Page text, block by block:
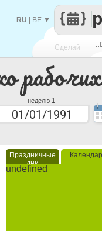
неделю 1
Праздничные
дни
undefined
Сделай
RU BE ▼